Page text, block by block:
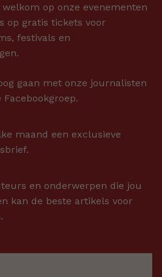
op onze evenementen
op gratis tickets voor
festivals en
gaan met onze journalisten
maand een exclusieve
en onderwerpen die jou
kan de beste artikels voor